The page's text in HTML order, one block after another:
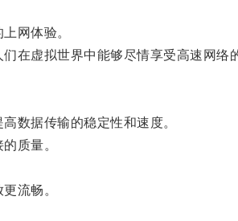
网体验。
虚拟世界中能够尽情享受高速网络
数据传输的稳定性和速度。
质量。
流畅。